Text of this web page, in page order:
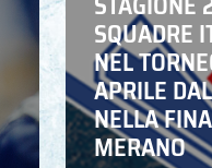
SQUADRE
NEL
APRILE
NELLA
MERANO